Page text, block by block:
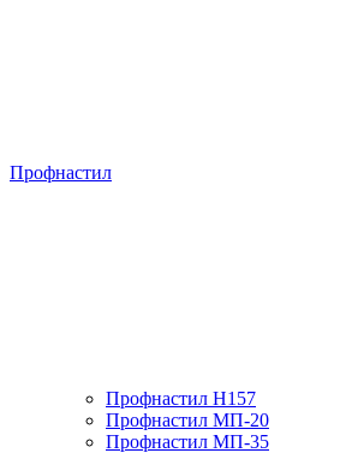
Профнастил
Профнастил H157
Профнастил МП-20
Профнастил МП-35